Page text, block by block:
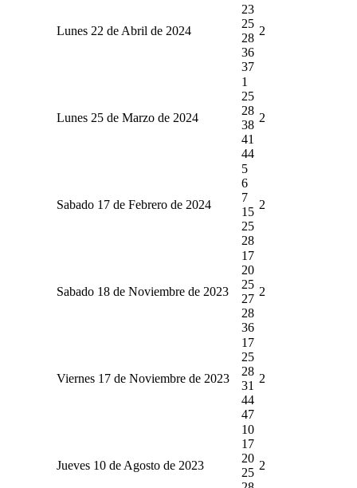
Lunes 22 de Abril de 2024
23
25
28
36
37
2
Lunes 25 de Marzo de 2024
1
25
28
38
41
44
2
Sabado 17 de Febrero de 2024
5
6
7
15
25
28
2
Sabado 18 de Noviembre de 2023
17
20
25
27
28
36
2
Viernes 17 de Noviembre de 2023
17
25
28
31
44
47
2
Jueves 10 de Agosto de 2023
10
17
20
25
2